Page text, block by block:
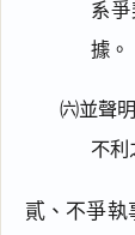
系
據。
㈥並聲
不利
貳、不爭執